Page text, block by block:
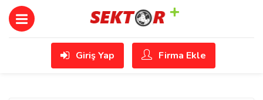
Giriş Yap Firma Ekle